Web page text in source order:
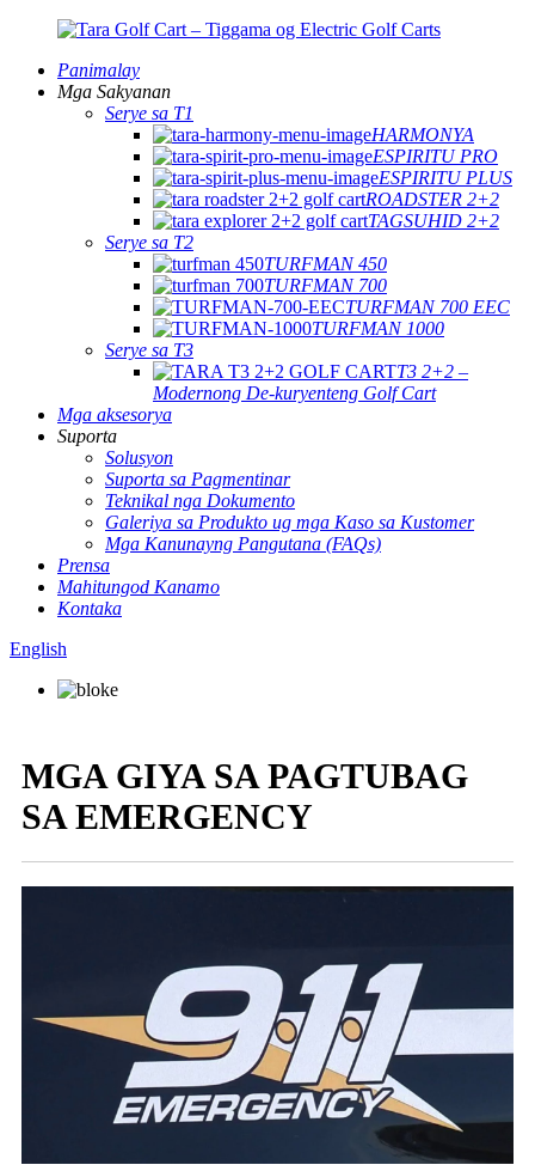
Panimalay
Mga Sakyanan
Serye sa T1
HARMONYA
ESPIRITU PRO
ESPIRITU PLUS
ROADSTER 2+2
TAGSUHID 2+2
Serye sa T2
TURFMAN 450
TURFMAN 700
TURFMAN 700 EEC
TURFMAN 1000
Serye sa T3
T3 2+2 –
Modernong De-kuryenteng Golf Cart
Mga aksesorya
Suporta
Solusyon
Suporta sa Pagmentinar
Teknikal nga Dokumento
Galeriya sa Produkto ug mga Kaso sa Kustomer
Mga Kanunayng Pangutana (FAQs)
Prensa
Mahitungod Kanamo
Kontaka
English
MGA GIYA SA PAGTUBAG
SA EMERGENCY